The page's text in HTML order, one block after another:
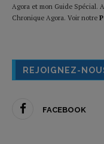
Agora et mon Guide Spécial.
Chronique Agora. Voir notre
REJOIGNEZ-
FACEBOOK